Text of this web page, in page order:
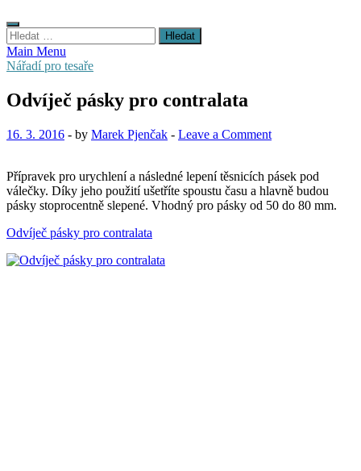
Vyhledávání
Main Menu
Nářadí pro tesaře
Odvíječ pásky pro contralata
16. 3. 2016 - by Marek Pjenčak - Leave a Comment
Přípravek pro urychlení a následné lepení těsnicích pásek pod
válečky. Díky jeho použití ušetříte spoustu času a hlavně budou
pásky stoprocentně slepené. Vhodný pro pásky od 50 do 80 mm.
Odvíječ pásky pro contralata